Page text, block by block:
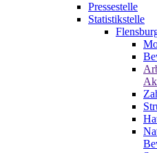
Pressestelle
Statistikstelle